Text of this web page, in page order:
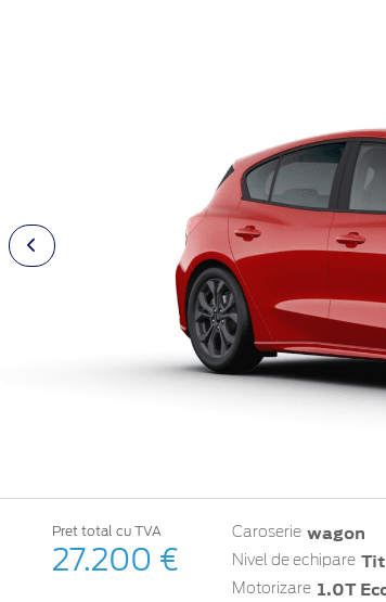
Pret total cu TVA
27.200 €
Caroserie wagon
Nivel de echipare
Motorizare 1.0T